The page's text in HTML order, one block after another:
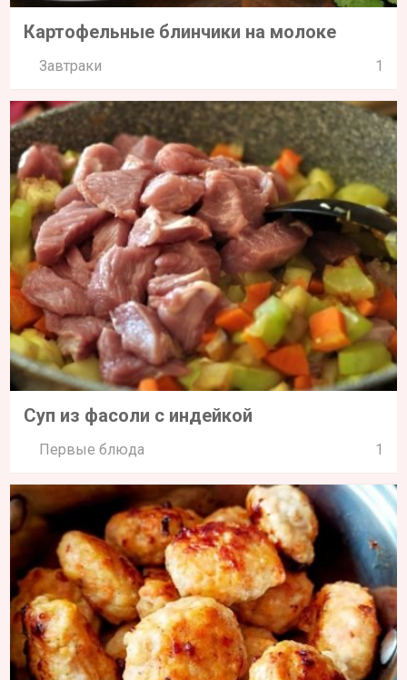
Картофельные блинчики на молоке
Завтраки 1
Суп из фасоли с индейкой
Первые блюда 1